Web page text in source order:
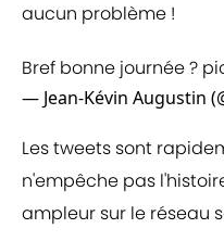
aucun problème !
Bref bonne journée ?
— Jean-Kévin Augustin
Les tweets sont
n'empêche pas
ampleur sur le réseau